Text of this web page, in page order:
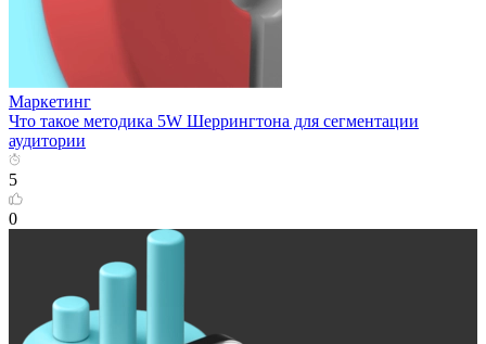
Маркетинг
Что такое методика 5W Шеррингтона для сегментации
аудитории
5
0